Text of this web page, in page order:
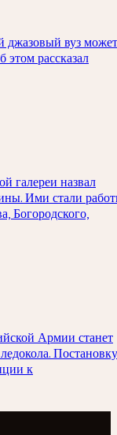
джазовый вуз может
этом рассказал
галереи назвал
Ими стали
Богородского,
Армии станет
Постановку
к